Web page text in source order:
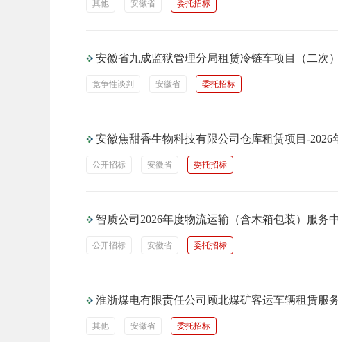
其他 安徽省 委托招标
安徽省九成监狱管理分局租赁冷链车项目（二次
竞争性谈判 安徽省 委托招标
安徽焦甜香生物科技有限公司仓库租赁项目-2026
公开招标 安徽省 委托招标
智质公司2026年度物流运输（含木箱包装）服务
公开招标 安徽省 委托招标
淮浙煤电有限责任公司顾北煤矿客运车辆租赁服
其他 安徽省 委托招标